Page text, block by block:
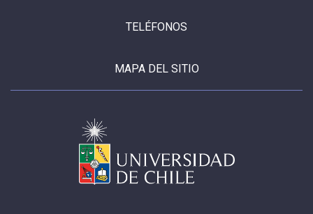
TELÉFONOS
MAPA DEL SITIO